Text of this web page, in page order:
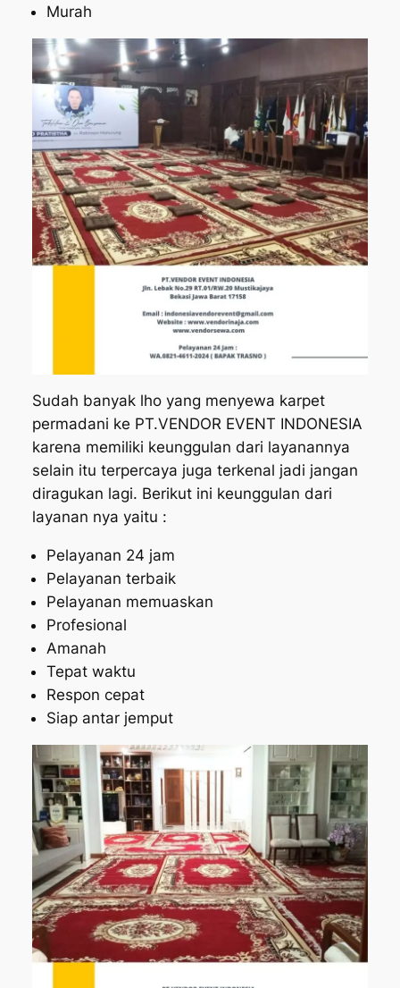
Murah
Sudah banyak lho yang menyewa karpet
permadani ke PT.VENDOR EVENT INDONESIA
karena memiliki keunggulan dari layanannya
selain itu terpercaya juga terkenal jadi jangan
diragukan lagi. Berikut ini keunggulan dari
layanan nya yaitu :
Pelayanan 24 jam
Pelayanan terbaik
Pelayanan memuaskan
Profesional
Amanah
Tepat waktu
Respon cepat
Siap antar jemput